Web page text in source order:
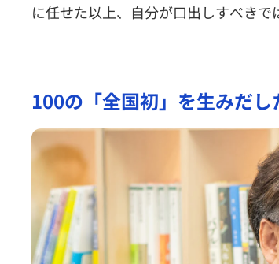
に任せた以上、自分が口出しすべきで
100の「全国初」を生みだし